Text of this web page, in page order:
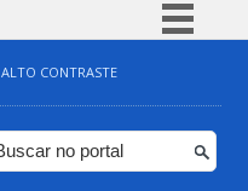
Simplifique!
Comunica BR
Participe
ALTO CONTRASTE